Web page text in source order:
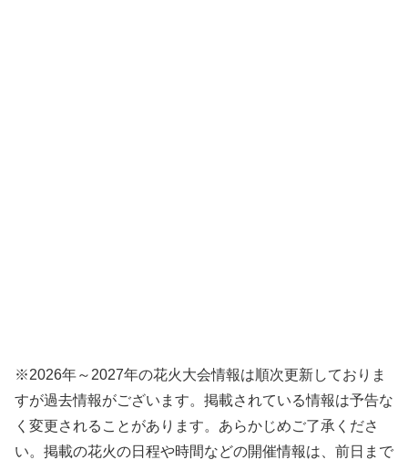
※2026年～2027年の花火大会情報は順次更新しておりま
すが過去情報がございます。掲載されている情報は予告な
く変更されることがあります。あらかじめご了承くださ
い。掲載の花火の日程や時間などの開催情報は、前日まで